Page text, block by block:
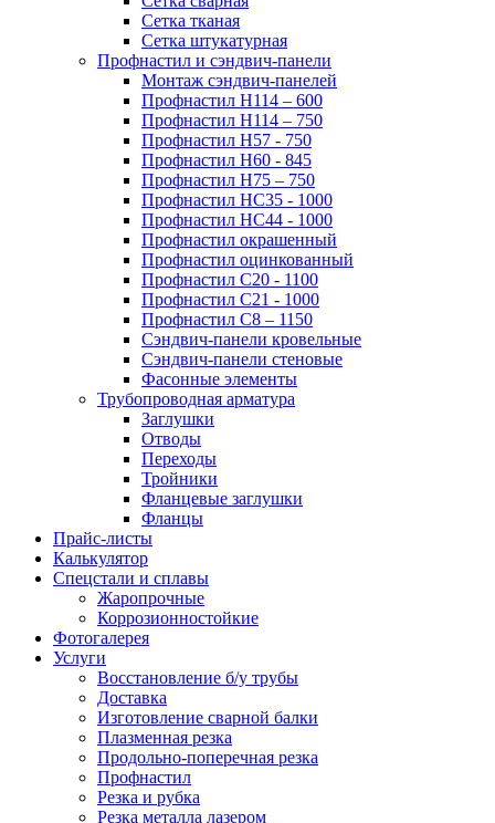
Сетка тканая
Сетка штукатурная
Профнастил и сэндвич-панели
Монтаж сэндвич-панелей
Профнастил Н114 – 600
Профнастил Н114 – 750
Профнастил Н57 - 750
Профнастил Н60 - 845
Профнастил Н75 – 750
Профнастил НС35 - 1000
Профнастил НС44 - 1000
Профнастил окрашенный
Профнастил оцинкованный
Профнастил С20 - 1100
Профнастил С21 - 1000
Профнастил С8 – 1150
Сэндвич-панели кровельные
Сэндвич-панели стеновые
Фасонные элементы
Трубопроводная арматура
Заглушки
Отводы
Переходы
Тройники
Фланцевые заглушки
Фланцы
Прайс-листы
Калькулятор
Спецстали и сплавы
Жаропрочные
Коррозионностойкие
Фотогалерея
Услуги
Восстановление б/у трубы
Доставка
Изготовление сварной балки
Плазменная резка
Продольно-поперечная резка
Профнастил
Резка и рубка
Резка металла лазером